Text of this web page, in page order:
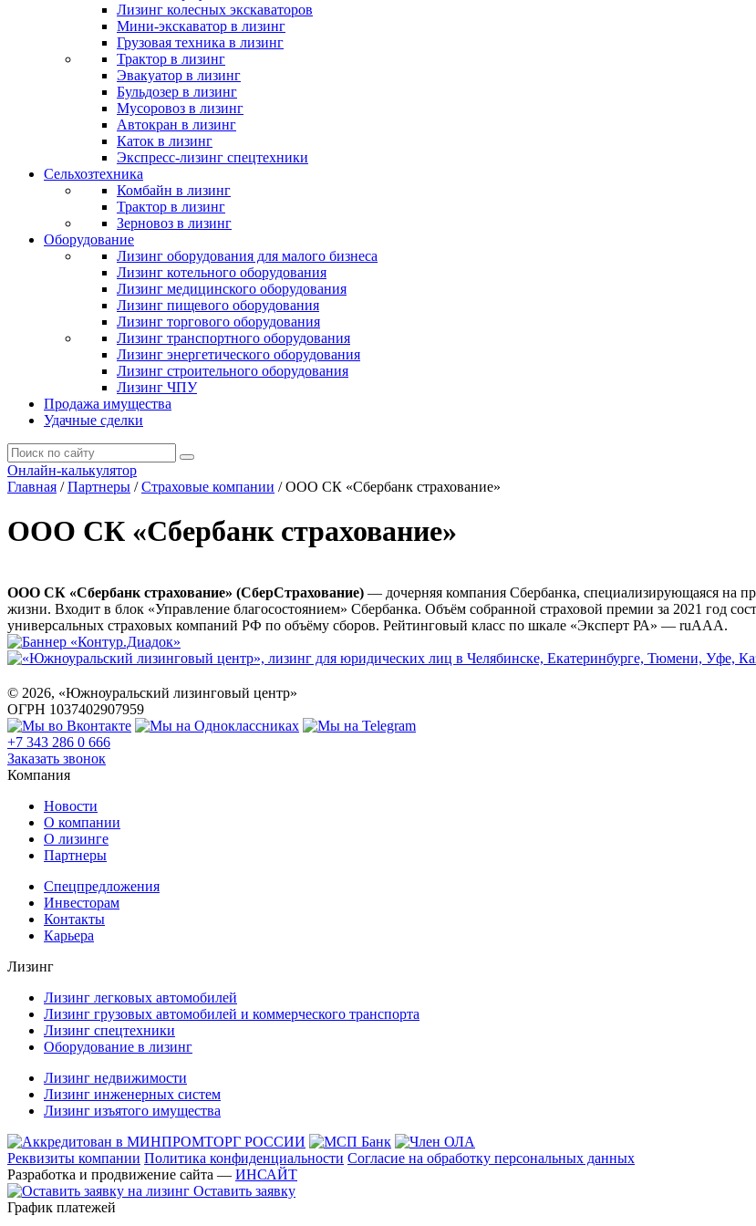
Лизинг колесных экскаваторов
Мини-экскаватор в лизинг
Грузовая техника в лизинг
Трактор в лизинг
Эвакуатор в лизинг
Бульдозер в лизинг
Мусоровоз в лизинг
Автокран в лизинг
Каток в лизинг
Экспресс-лизинг спецтехники
Сельхозтехника
Комбайн в лизинг
Трактор в лизинг
Зерновоз в лизинг
Оборудование
Лизинг оборудования для малого бизнеса
Лизинг котельного оборудования
Лизинг медицинского оборудования
Лизинг пищевого оборудования
Лизинг торгового оборудования
Лизинг транспортного оборудования
Лизинг энергетического оборудования
Лизинг строительного оборудования
Лизинг ЧПУ
Продажа имущества
Удачные сделки
Онлайн-калькулятор
Главная / Партнеры / Страховые компании / ООО СК «Сбербанк страхование»
ООО СК «Сбербанк страхование»
ООО СК «Сбербанк страхование» (СберСтрахование) — дочерняя компания Сбербанка, специализирующаяся на
жизни. Входит в блок «Управление благосостоянием» Сбербанка. Объём собранной страховой премии за 2021 год
универсальных страховых компаний РФ по объёму сборов. Рейтинговый класс по шкале «Эксперт РА» — ruAAА.
© 2026, «Южноуральский лизинговый центр»
ОГРН 1037402907959
+7 343 286 0 666
Заказать звонок
Компания
Новости
О компании
О лизинге
Партнеры
Спецпредложения
Инвесторам
Контакты
Карьера
Лизинг
Лизинг легковых автомобилей
Лизинг грузовых автомобилей и коммерческого транспорта
Лизинг спецтехники
Оборудование в лизинг
Лизинг недвижимости
Лизинг инженерных систем
Лизинг изъятого имущества
Реквизиты компании Политика конфиденциальности Согласие на обработку персональных данных
Разработка и продвижение сайта — ИНСАЙТ
Оставить заявку
График платежей